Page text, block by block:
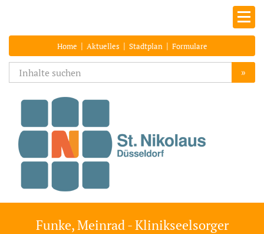
Home | Aktuelles | Stadtplan | Formulare
»
Funke, Meinrad - Klinikseelsorger